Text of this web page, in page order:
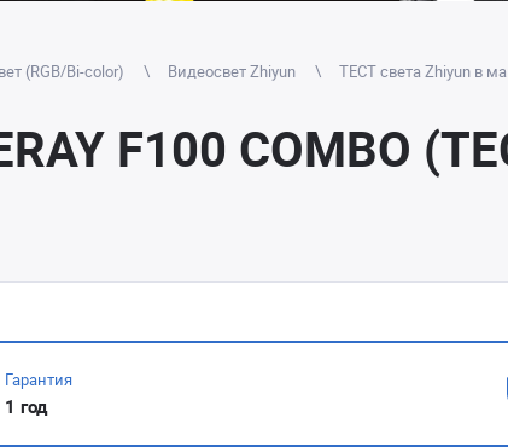
(RGB/Bi-color) Видеосвет Zhiyun ТЕСТ света Zhiyun в
F100 COMBO
Гарантия
1 год